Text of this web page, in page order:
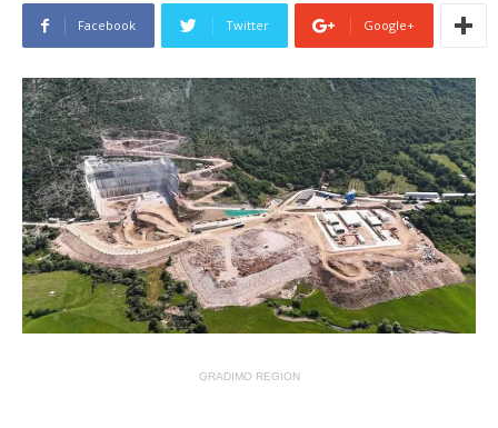
Facebook Twitter Google+
GRADIMO REGION